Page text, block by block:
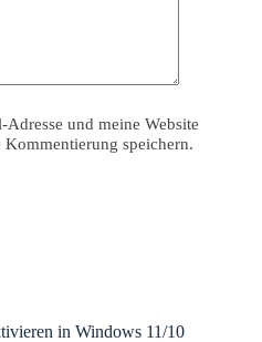
und meine Website
speichern.
in Windows 11/10